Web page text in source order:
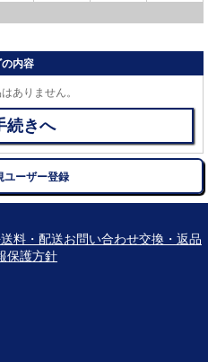
内容
ありません。
続きへ
ユーザー登録
送料・配送お問い合わせ交換・返品
保護方針